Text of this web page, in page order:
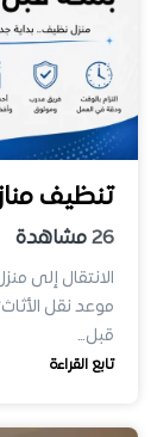
تنظيف
26 مشاهدة
الانتقال إلى
موعد نقل
قبل…
تابع القراءة